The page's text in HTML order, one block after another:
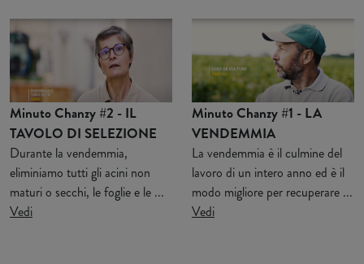
Minuto Chanzy #2 - IL
TAVOLO DI SELEZIONE
Durante la vendemmia,
eliminiamo tutti gli acini non
maturi o secchi, le foglie e le ...
Vedi
Minuto Chanzy #1 - LA
VENDEMMIA
La vendemmia è il culmine del
lavoro di un intero anno ed è il
modo migliore per recuperare ...
Vedi